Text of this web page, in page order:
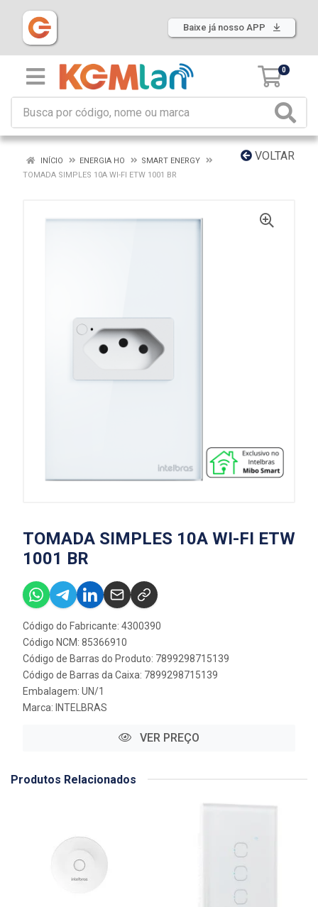
Baixe já nosso APP
0
VOLTAR
INÍCIO ENERGIA HO
SMART ENERGY
TOMADA SIMPLES 10A WI-FI ETW 1001 BR
TOMADA SIMPLES 10A WI-FI ETW
1001 BR
Código do Fabricante: 4300390
Código NCM: 85366910
Código de Barras do Produto: 7899298715139
Código de Barras da Caixa: 7899298715139
Embalagem: UN/1
Marca: INTELBRAS
VER PREÇO
Produtos Relacionados